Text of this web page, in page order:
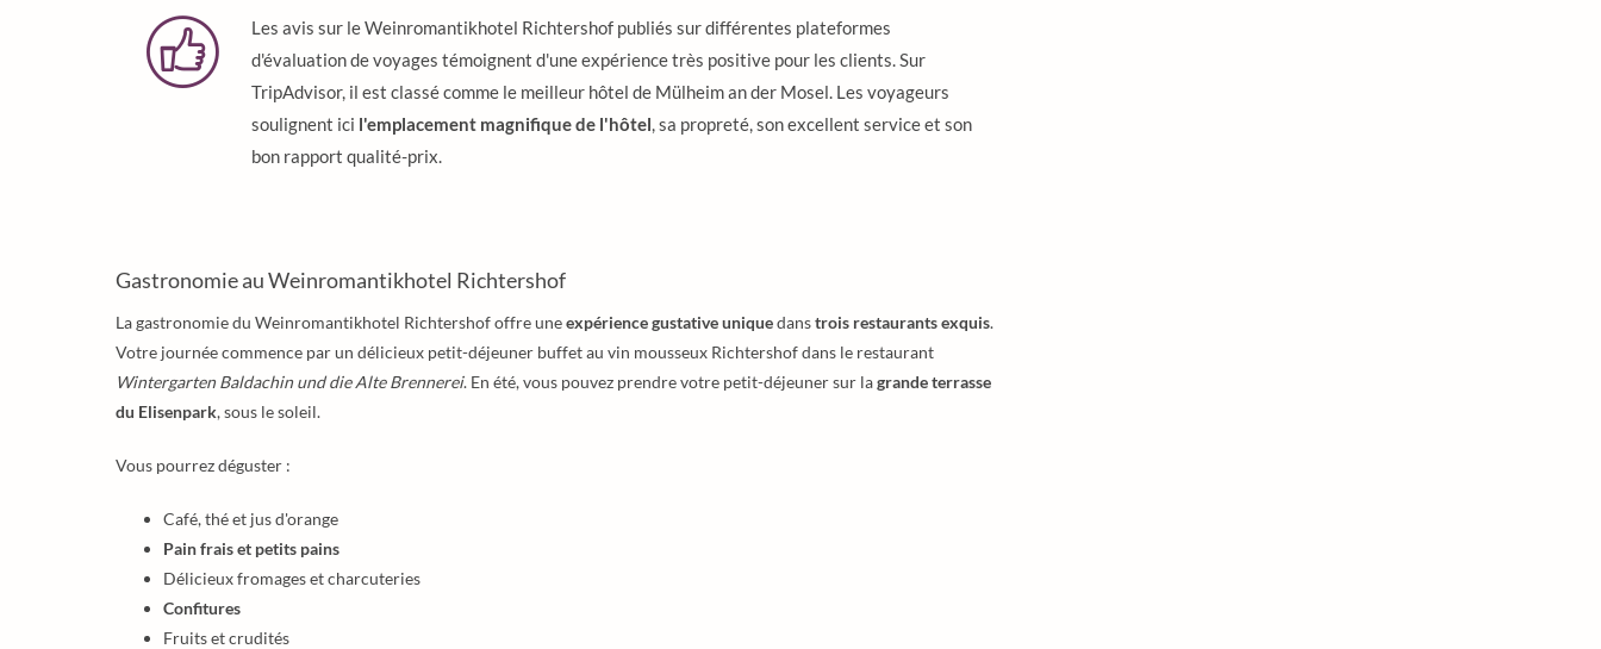
Les avis sur le Weinromantikhotel Richtershof publiés sur différentes plateformes
d'évaluation de voyages témoignent d'une expérience très positive pour les clients. Sur
TripAdvisor, il est classé comme le meilleur hôtel de Mülheim an der Mosel. Les voyageurs
soulignent ici l'emplacement magnifique de l'hôtel, sa propreté, son excellent service et son
bon rapport qualité-prix.
Gastronomie au Weinromantikhotel Richtershof
La gastronomie du Weinromantikhotel Richtershof offre uneexpérience gustative uniquedanstrois restaurants exquis.
Votre journée commence par un délicieux petit-déjeuner buffet au vin mousseux Richtershof dans le restaurant
Wintergarten Baldachin und die Alte Brennerei. En été, vous pouvez prendre votre petit-déjeuner sur lagrande terrasse
du Elisenpark, sous le soleil.
Vous pourrez déguster :
Café, thé et jus d'orange
Pain frais et petits pains
Délicieux fromages et charcuteries
Confitures
Fruits et crudités